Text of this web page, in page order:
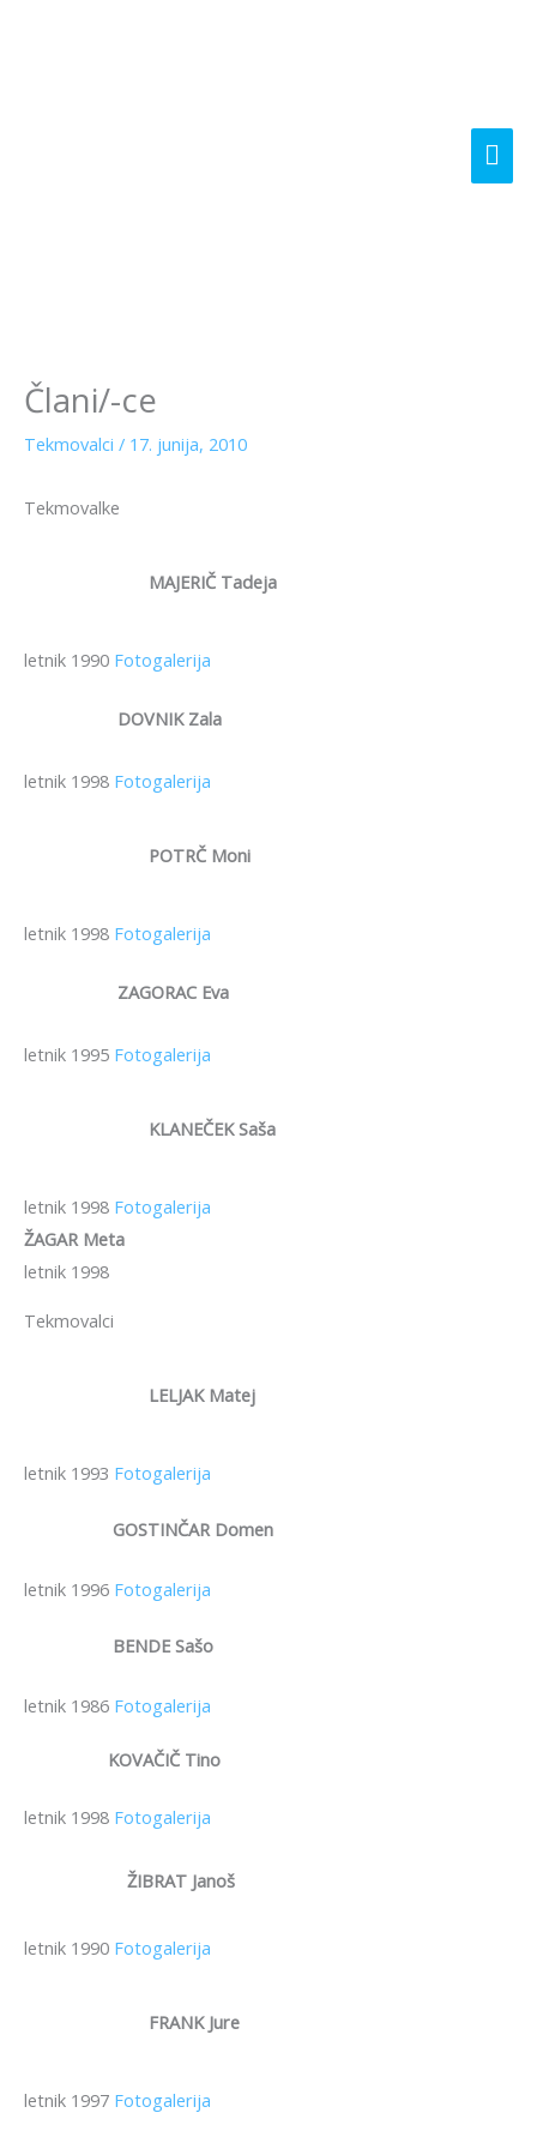
Člani/-ce
Tekmovalci / 17. junija, 2010
Tekmovalke
MAJERIČ Tadeja
letnik 1990 Fotogalerija
DOVNIK Zala
letnik 1998 Fotogalerija
POTRČ Moni
letnik 1998 Fotogalerija
ZAGORAC Eva
letnik 1995 Fotogalerija
KLANEČEK Saša
letnik 1998 Fotogalerija
ŽAGAR Meta
letnik 1998
Tekmovalci
LELJAK Matej
letnik 1993 Fotogalerija
GOSTINČAR Domen
letnik 1996 Fotogalerija
BENDE Sašo
letnik 1986 Fotogalerija
KOVAČIČ Tino
letnik 1998 Fotogalerija
ŽIBRAT Janoš
letnik 1990 Fotogalerija
FRANK Jure
letnik 1997 Fotogalerija